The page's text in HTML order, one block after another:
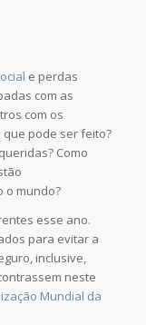
e perdas
com as
com os
pode ser feito?
Como
o mundo?
esse ano.
para evitar a
inclusive,
neste
Mundial da